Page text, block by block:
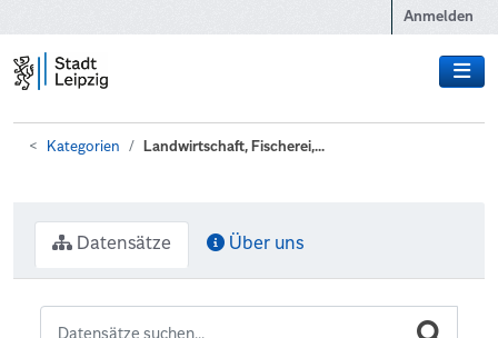
Anmelden
Kategorien Landwirtschaft, Fischerei,...
Datensätze Über uns